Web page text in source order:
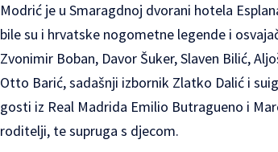
Modrić je u Smaragdnoj dvorani hotela
bile su i hrvatske nogometne legende i
Zvonimir Boban, Davor Šuker, Slaven Bilić,
Otto Barić, sadašnji izbornik Zlatko Dalić i
gosti iz Real Madrida Emilio Butragueno i
roditelji, te supruga s djecom.